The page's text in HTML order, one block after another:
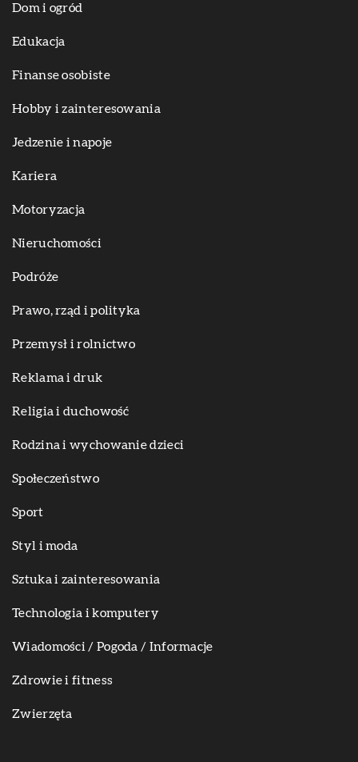
Dom i ogród
Edukacja
Finanse osobiste
Hobby i zainteresowania
Jedzenie i napoje
Kariera
Motoryzacja
Nieruchomości
Podróże
Prawo, rząd i polityka
Przemysł i rolnictwo
Reklama i druk
Religia i duchowość
Rodzina i wychowanie dzieci
Społeczeństwo
Sport
Styl i moda
Sztuka i zainteresowania
Technologia i komputery
Wiadomości / Pogoda / Informacje
Zdrowie i fitness
Zwierzęta